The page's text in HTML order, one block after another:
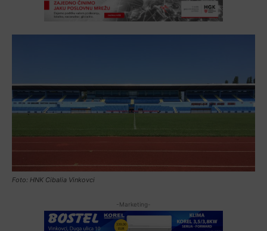
Foto: HNK Cibalia Vinkovci
-Marketing-